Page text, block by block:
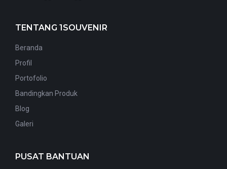
TENTANG 1SOUVENIR
Beranda
Profil
Portofolio
Bandingkan Produk
Blog
Galeri
PUSAT BANTUAN